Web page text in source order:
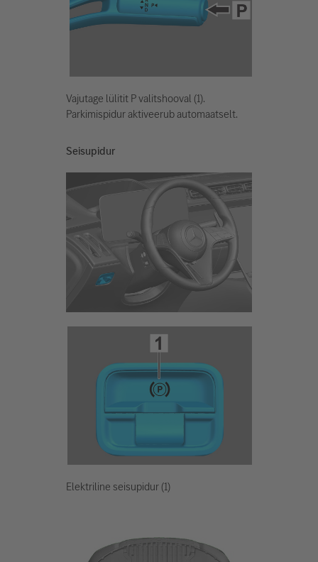
Vajutage lülitit P valitshooval (1).
Parkimispidur aktiveerub automaatselt.
Seisupidur
Elektriline seisupidur (1)